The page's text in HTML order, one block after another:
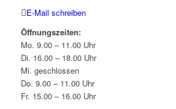
E-Mail schreiben
Öffnungszeiten:
Mo. 9.00 – 11.00 Uhr
Di. 16.00 – 18.00 Uhr
Mi. geschlossen
Do. 9.00 – 11.00 Uhr
Fr. 15.00 – 16.00 Uhr